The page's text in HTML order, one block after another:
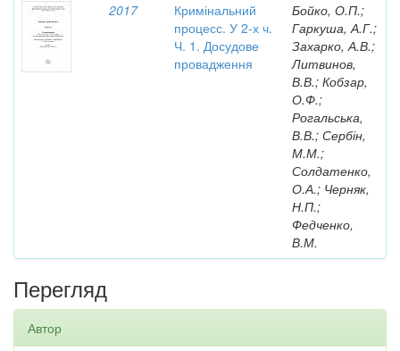
2017
Кримінальний
процесс. У 2-х ч.
Ч. 1. Досудове
провадження
Бойко, О.П.;
Гаркуша, А.Г.;
Захарко, А.В.;
Литвинов,
В.В.; Кобзар,
О.Ф.;
Рогальська,
В.В.; Сербін,
М.М.;
Солдатенко,
О.А.; Черняк,
Н.П.;
Федченко,
В.М.
Перегляд
Автор